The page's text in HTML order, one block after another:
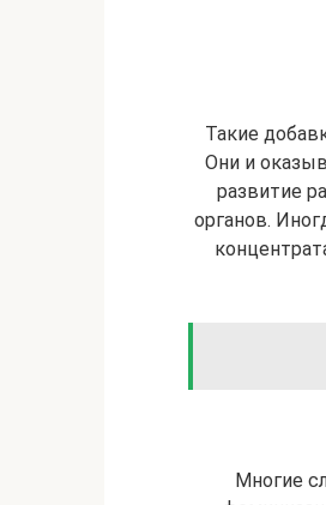
Такие
Они и
развитие
органов.
Многие